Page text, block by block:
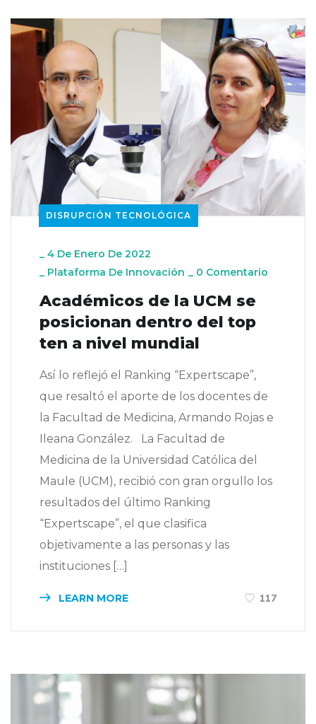
DISRUPCIÓN TECNOLÓGICA
_ 4 De Enero De 2022
_ Plataforma De Innovación _ 0 Comentario
Académicos de la UCM se
posicionan dentro del top
ten a nivel mundial
Así lo reflejó el Ranking “Expertscape”,
que resaltó el aporte de los docentes de
la Facultad de Medicina, Armando Rojas e
Ileana González. La Facultad de
Medicina de la Universidad Católica del
Maule (UCM), recibió con gran orgullo los
resultados del último Ranking
“Expertscape”, el que clasifica
objetivamente a las personas y las
instituciones […]
LEARN MORE 117